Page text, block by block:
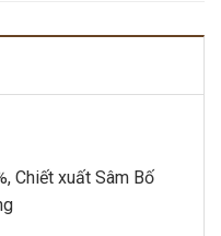
Chiết xuất Sâm Bố